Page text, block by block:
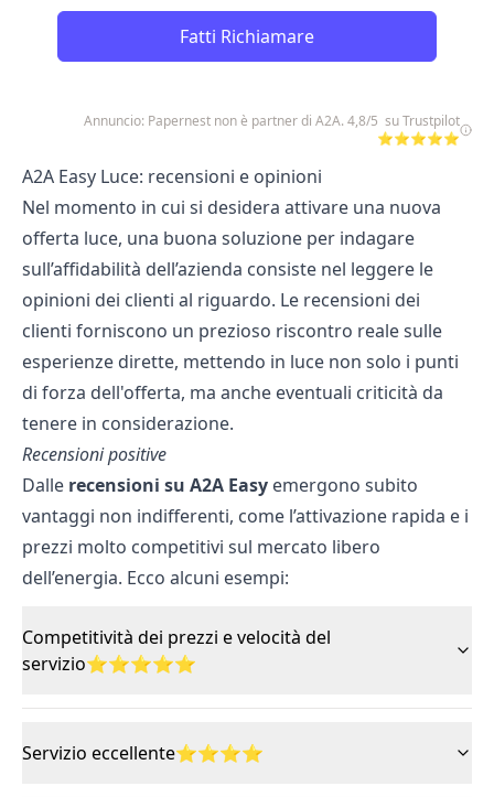
Fatti Richiamare
Annuncio: Papernest non è partner di A2A. 4,8/5 su Trustpilot
⭐⭐⭐⭐⭐
A2A Easy Luce: recensioni e opinioni
Nel momento in cui si desidera attivare una nuova
offerta luce, una buona soluzione per indagare
sull’affidabilità dell’azienda consiste nel leggere le
opinioni dei clienti al riguardo. Le recensioni dei
clienti forniscono un prezioso riscontro reale sulle
esperienze dirette, mettendo in luce non solo i punti
di forza dell'offerta, ma anche eventuali criticità da
tenere in considerazione.
Recensioni positive
Dalle recensioni su A2A Easy emergono subito
vantaggi non indifferenti, come l’attivazione rapida e i
prezzi molto competitivi sul mercato libero
dell’energia. Ecco alcuni esempi:
Competitività dei prezzi e velocità del
servizio⭐⭐⭐⭐⭐
Servizio eccellente⭐⭐⭐⭐